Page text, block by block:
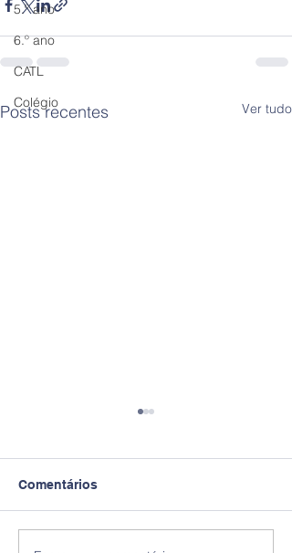
5.º ano
6.º ano
CATL
Colégio
Posts recentes Ver tudo
Comentários